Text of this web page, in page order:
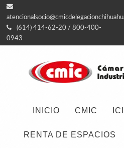
(614) 414-62-20 / 800-400-
0943
INICIO CMIC
RENTA DE ESPACIOS